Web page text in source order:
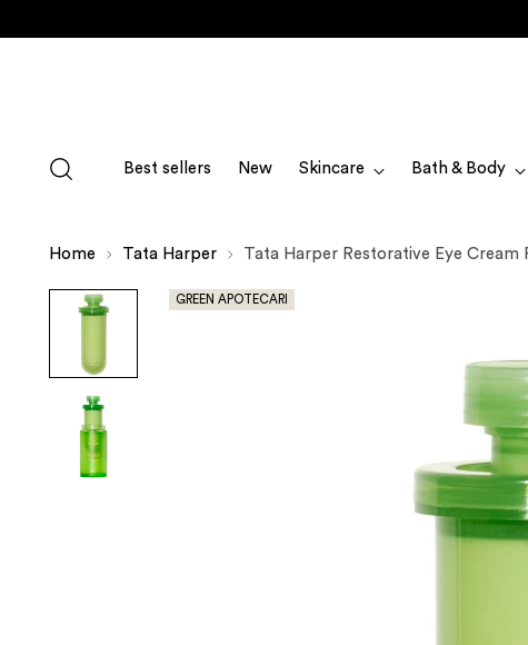
Best sellers New Skincare Bath & Body
Home Tata Harper Tata Harper Restorative Eye Cream
GREEN APOTECARI